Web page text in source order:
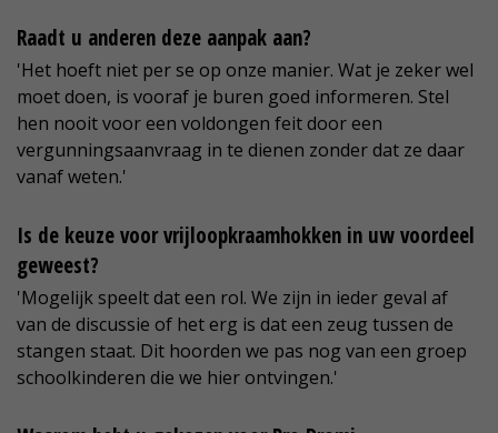
Raadt u anderen deze aanpak aan?
'Het hoeft niet per se op onze manier. Wat je zeker wel
moet doen, is vooraf je buren goed informeren. Stel
hen nooit voor een voldongen feit door een
vergunningsaanvraag in te dienen zonder dat ze daar
vanaf weten.'
Is de keuze voor vrijloopkraamhokken in uw voordeel
geweest?
'Mogelijk speelt dat een rol. We zijn in ieder geval af
van de discussie of het erg is dat een zeug tussen de
stangen staat. Dit hoorden we pas nog van een groep
schoolkinderen die we hier ontvingen.'